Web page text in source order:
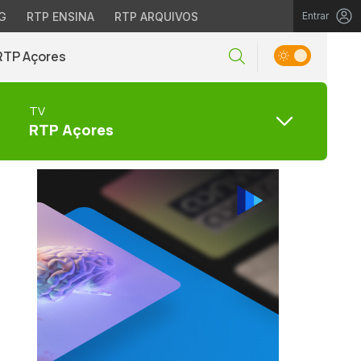
RTP ENSINA RTP ARQUIVOS Entrar
Açores
TV
RTP Açores